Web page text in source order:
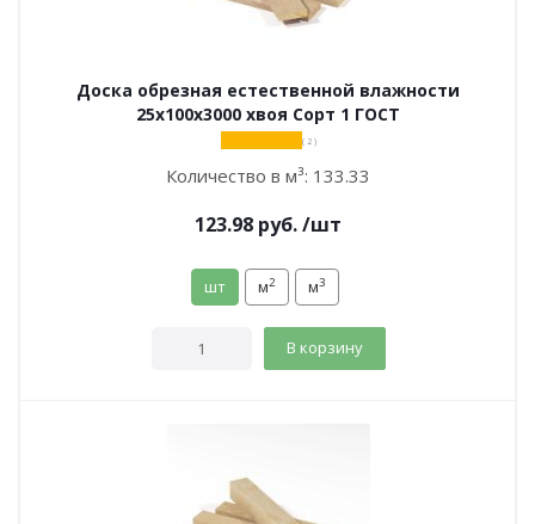
Доска обрезная естественной влажности
25х100х3000 хвоя Сорт 1 ГОСТ
( 2 )
Количество в м³: 133.33
123.98 руб./шт
шт м2 м3
В корзину